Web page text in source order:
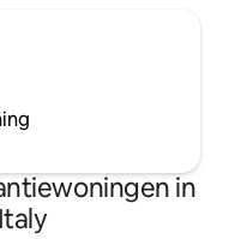
in